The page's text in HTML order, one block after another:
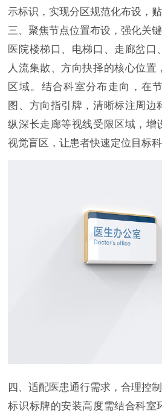
示标识，实现分区规范化布设，
三、聚焦节点位置布设，强化关
医院楼梯口、电梯口、走廊岔口
人流集散、方向抉择的核心位置
区域。结合科室分布走向，在
图、方向指引牌，清晰标注周边
纵深长走廊等视线受限区域，增
视觉盲区，让患者快速定位目标科
四、适配医患通行需求，合理控
标识标牌的安装高度需结合科室